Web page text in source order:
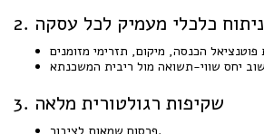
2. ניתוח כלכלי מעמיק לכל עסקה
3. שקיפות רגולטורית מלאה